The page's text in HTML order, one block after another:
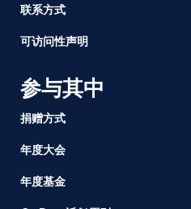
联系方式
可访问性声明
参与其中
捐赠方式
年度大会
年度基金